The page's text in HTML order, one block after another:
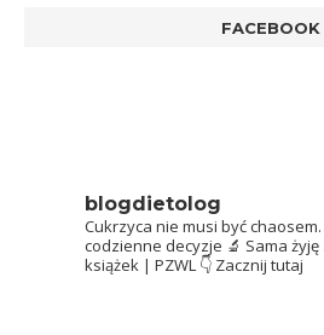
FACEBOOK
blogdietolog
Cukrzyca nie musi być chaosem.
codzienne decyzje 🔬 Sama żyję
książek | PZWL 👇 Zacznij tutaj